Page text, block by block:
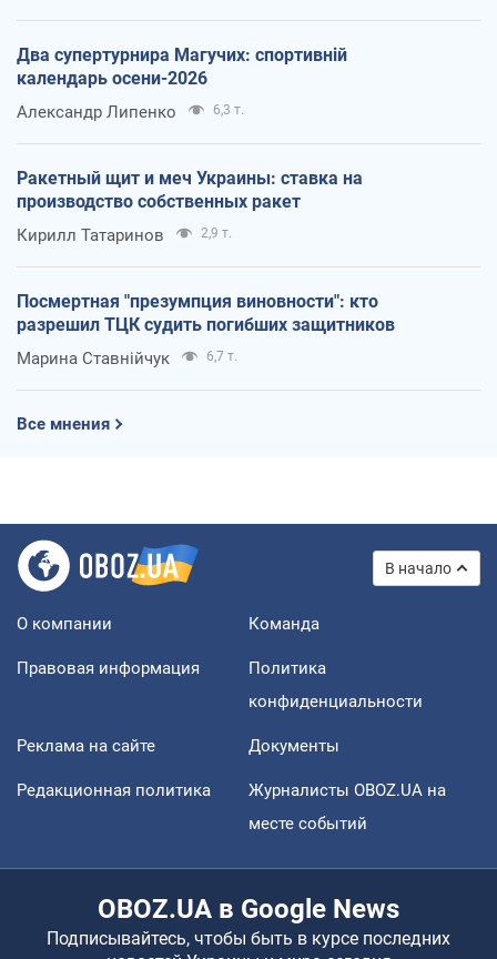
Два супертурнира Магучих: спортивній
календарь осени-2026
Александр Липенко 6,3 т.
Ракетный щит и меч Украины: ставка на
производство собственных ракет
Кирилл Татаринов 2,9 т.
Посмертная "презумпция виновности": кто
разрешил ТЦК судить погибших защитников
Марина Ставнійчук 6,7 т.
Все мнения
В начало
О компании Команда
Правовая информация
Политика
конфиденциальности
Реклама на сайте Документы
Редакционная политика
Журналисты OBOZ.UA на
месте событий
OBOZ.UA в Google News
Подписывайтесь, чтобы быть в курсе последних